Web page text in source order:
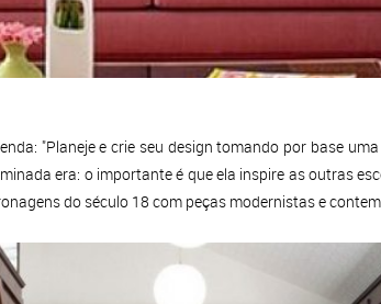
"Planeje e crie seu design tomando por base
era: o importante é que ela inspire as outras
do século 18 com peças modernistas e